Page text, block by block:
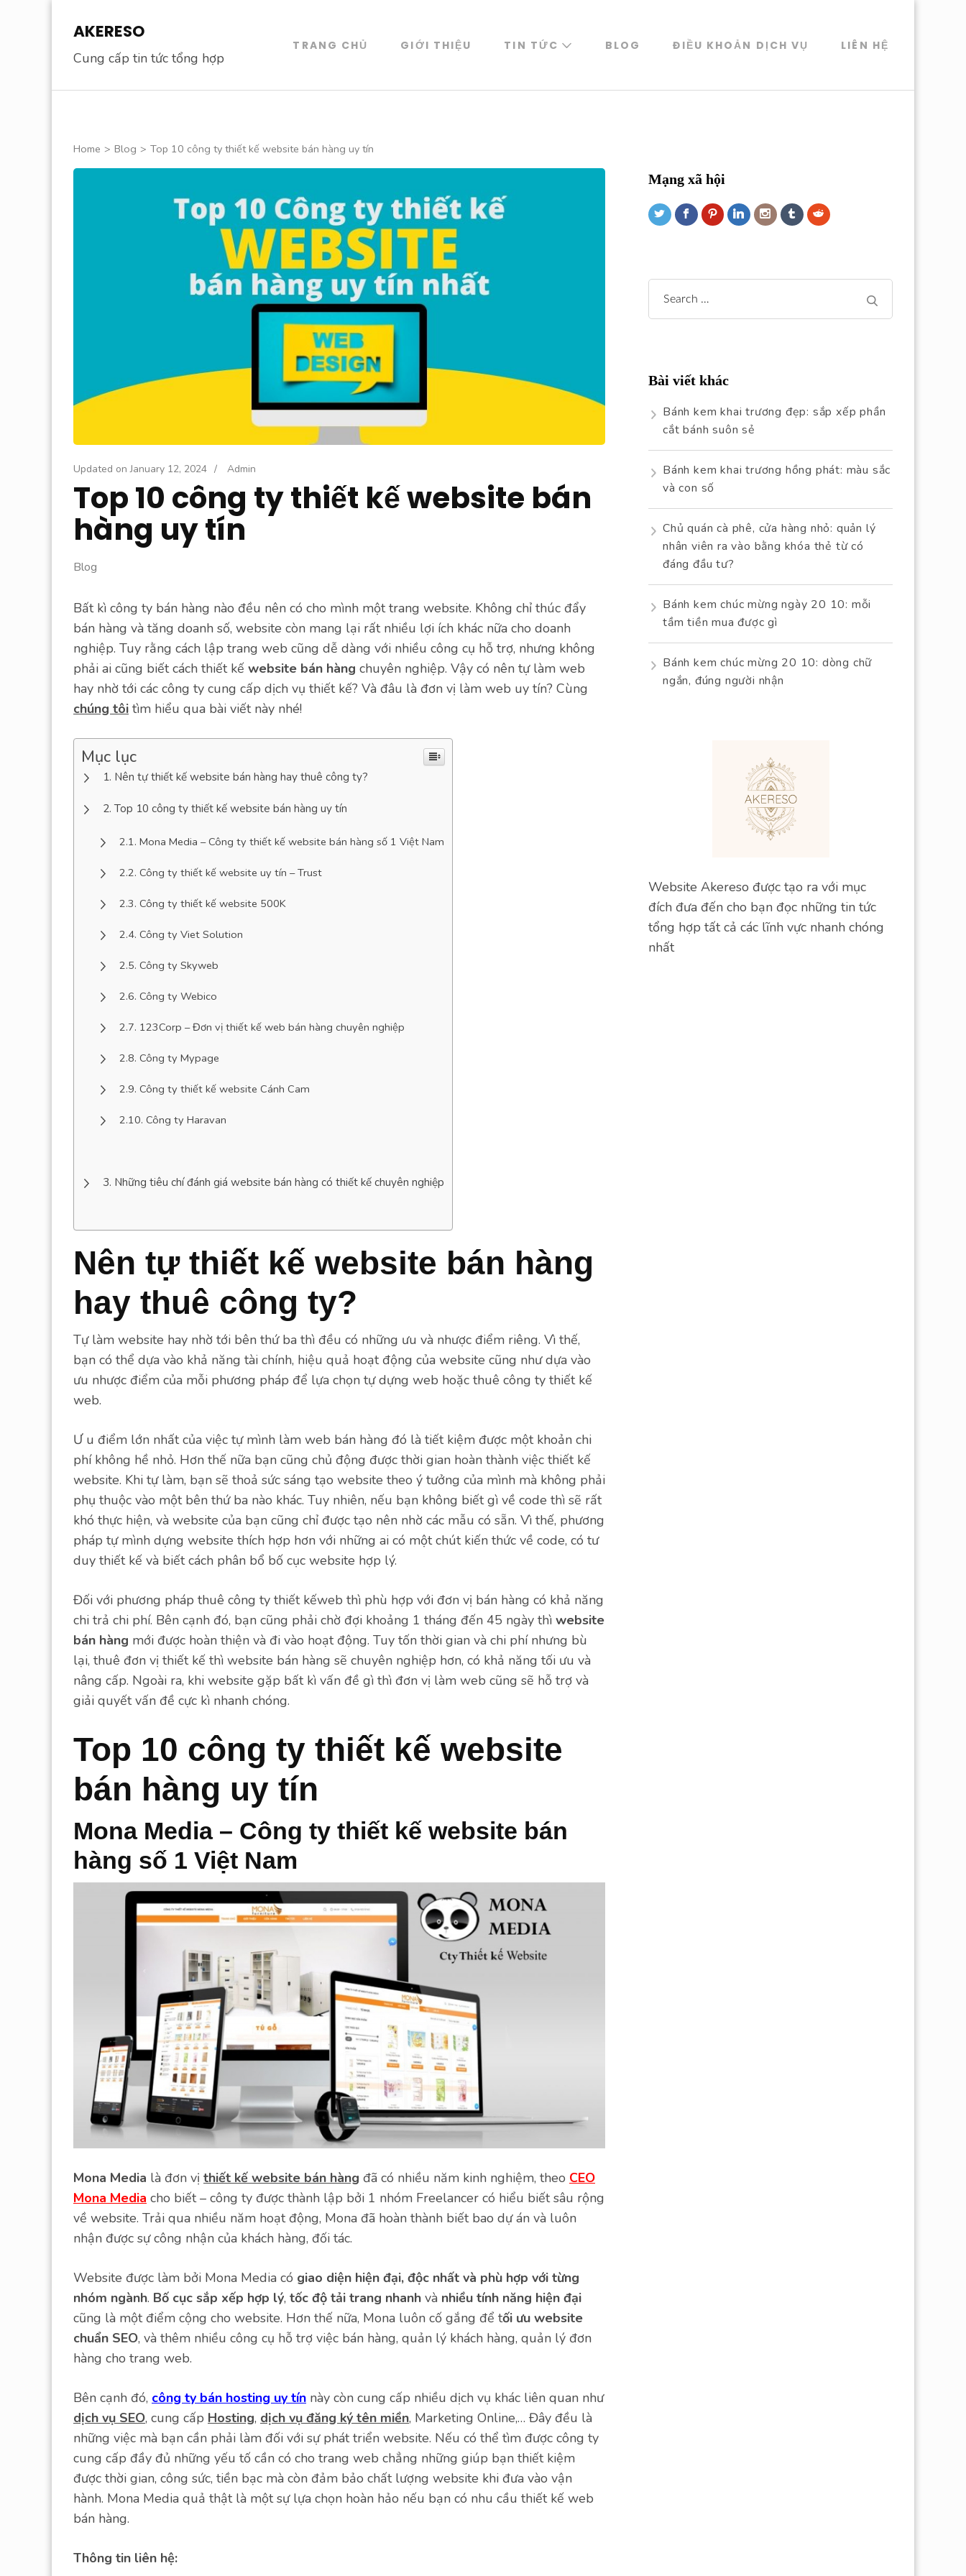
content
Enter)
AKERESO
Cung cấp tin tức tổng hợp
TRANG CHỦ GIỚI THIỆU TIN TỨC BLOG ĐIỀU KHOẢN DỊCH VỤ LIÊN HỆ
Home > Blog > Top 10 công ty thiết kế website bán hàng uy tín
Updated onJanuary 12, 2024 / Admin
Top 10 công ty thiết kế website bán
hàng uy tín
Blog
Bất kì công ty bán hàng nào đều nên có cho mình một trang website. Không chỉ thúc đẩy
bán hàng và tăng doanh số, website còn mang lại rất nhiều lợi ích khác nữa cho doanh
nghiệp. Tuy rằng cách lập trang web cũng dễ dàng với nhiều công cụ hỗ trợ, nhưng không
phải ai cũng biết cách thiết kế website bán hàng chuyên nghiệp. Vậy có nên tự làm web
hay nhờ tới các công ty cung cấp dịch vụ thiết kế? Và đâu là đơn vị làm web uy tín? Cùng
chúng tôi tìm hiểu qua bài viết này nhé!
Mục lục
Nên tự thiết kế website bán hàng hay thuê công ty?
Top 10 công ty thiết kế website bán hàng uy tín
Mona Media – Công ty thiết kế website bán hàng số 1 Việt Nam
Công ty thiết kế website uy tín – Trust
Công ty thiết kế website 500K
Công ty Viet Solution
Công ty Skyweb
Công ty Webico
123Corp – Đơn vị thiết kế web bán hàng chuyên nghiệp
Công ty Mypage
Công ty thiết kế website Cánh Cam
Công ty Haravan
Những tiêu chí đánh giá website bán hàng có thiết kế chuyên nghiệp
Nên tự thiết kế website bán hàng
hay thuê công ty?
Tự làm website hay nhờ tới bên thứ ba thì đều có những ưu và nhược điểm riêng. Vì thế,
bạn có thể dựa vào khả năng tài chính, hiệu quả hoạt động của website cũng như dựa vào
ưu nhược điểm của mỗi phương pháp để lựa chọn tự dựng web hoặc thuê công ty thiết kế
web.
Ư u điểm lớn nhất của việc tự mình làm web bán hàng đó là tiết kiệm được một khoản chi
phí không hề nhỏ. Hơn thế nữa bạn cũng chủ động được thời gian hoàn thành việc thiết kế
website. Khi tự làm, bạn sẽ thoả sức sáng tạo website theo ý tưởng của mình mà không phải
phụ thuộc vào một bên thứ ba nào khác. Tuy nhiên, nếu bạn không biết gì về code thì sẽ rất
khó thực hiện, và website của bạn cũng chỉ được tạo nên nhờ các mẫu có sẵn. Vì thế, phương
pháp tự mình dựng website thích hợp hơn với những ai có một chút kiến thức về code, có tư
duy thiết kế và biết cách phân bổ bố cục website hợp lý.
Đối với phương pháp thuê công ty thiết kếweb thì phù hợp với đơn vị bán hàng có khả năng
chi trả chi phí. Bên cạnh đó, bạn cũng phải chờ đợi khoảng 1 tháng đến 45 ngày thì website
bán hàng mới được hoàn thiện và đi vào hoạt động. Tuy tốn thời gian và chi phí nhưng bù
lại, thuê đơn vị thiết kế thì website bán hàng sẽ chuyên nghiệp hơn, có khả năng tối ưu và
nâng cấp. Ngoài ra, khi website gặp bất kì vấn đề gì thì đơn vị làm web cũng sẽ hỗ trợ và
giải quyết vấn đề cực kì nhanh chóng.
Top 10 công ty thiết kế website
bán hàng uy tín
Mona Media – Công ty thiết kế website bán
hàng số 1 Việt Nam
Mona Media là đơn vị thiết kế website bán hàng đã có nhiều năm kinh nghiệm, theo CEO
Mona Media cho biết – công ty được thành lập bởi 1 nhóm Freelancer có hiểu biết sâu rộng
về website. Trải qua nhiều năm hoạt động, Mona đã hoàn thành biết bao dự án và luôn
nhận được sự công nhận của khách hàng, đối tác.
Website được làm bởi Mona Media có giao diện hiện đại, độc nhất và phù hợp với từng
nhóm ngành. Bố cục sắp xếp hợp lý, tốc độ tải trang nhanh và nhiều tính năng hiện đại
cũng là một điểm cộng cho website. Hơn thế nữa, Mona luôn cố gắng để tối ưu website
chuẩn SEO, và thêm nhiều công cụ hỗ trợ việc bán hàng, quản lý khách hàng, quản lý đơn
hàng cho trang web.
Bên cạnh đó, công ty bán hosting uy tín này còn cung cấp nhiều dịch vụ khác liên quan như
dịch vụ SEO, cung cấp Hosting, dịch vụ đăng ký tên miền, Marketing Online,… Đây đều là
những việc mà bạn cần phải làm đối với sự phát triển website. Nếu có thể tìm được công ty
cung cấp đầy đủ những yếu tố cần có cho trang web chẳng những giúp bạn thiết kiệm
được thời gian, công sức, tiền bạc mà còn đảm bảo chất lượng website khi đưa vào vận
hành. Mona Media quả thật là một sự lựa chọn hoàn hảo nếu bạn có nhu cầu thiết kế web
bán hàng.
Thông tin liên hệ:
Mạng xã hội
Search
for:
Bài viết khác
Bánh kem khai trương đẹp: sắp xếp phần
cắt bánh suôn sẻ
Bánh kem khai trương hồng phát: màu sắc
và con số
Chủ quán cà phê, cửa hàng nhỏ: quản lý
nhân viên ra vào bằng khóa thẻ từ có
đáng đầu tư?
Bánh kem chúc mừng ngày 20 10: mỗi
tầm tiền mua được gì
Bánh kem chúc mừng 20 10: dòng chữ
ngắn, đúng người nhận
Website Akereso được tạo ra với mục
đích đưa đến cho bạn đọc những tin tức
tổng hợp tất cả các lĩnh vực nhanh chóng
nhất